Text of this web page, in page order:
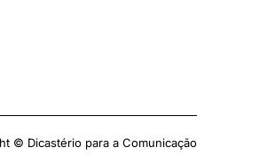
© Dicastério para a Comunicação